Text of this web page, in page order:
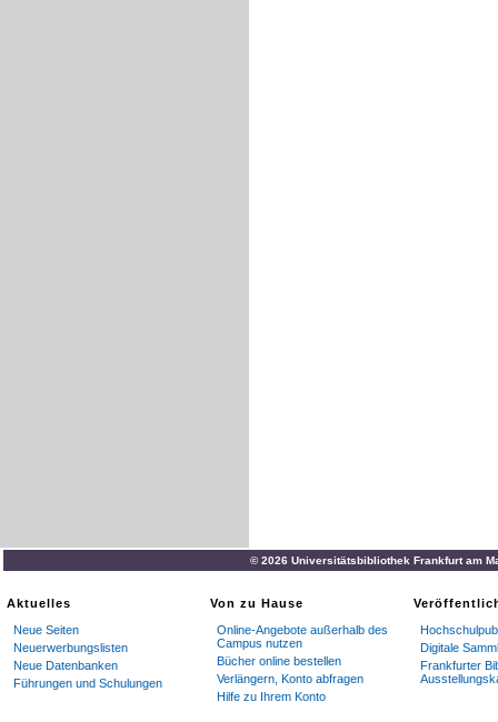
© 2026 Universitätsbibliothek Frankfurt am
Aktuelles
Neue Seiten
Neuerwerbungslisten
Neue Datenbanken
Führungen und Schulungen
Von zu Hause
Online-Angebote außerhalb des
Campus nutzen
Bücher online bestellen
Verlängern, Konto abfragen
Hilfe zu Ihrem Konto
Digitale
Frankfurter